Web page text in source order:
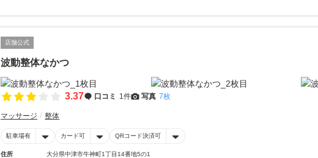
店舗公式
波動整体なかつ
3.37 口コミ 1件 写真 7枚
マッサージ 整体
駐車場有 カード可 QRコード決済可
住所
大分県中津市牛神町1丁目14番地5の1